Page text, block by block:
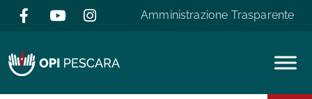
Salta al contenuto
Amministrazione Trasparente